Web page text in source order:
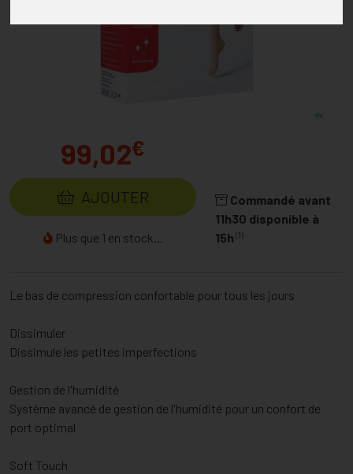
99,02€
AJOUTER
Plus que 1 en stock...
Commandé avant
11h30 disponible à
15h (1)
Le bas de compression confortable pour tous les jours
Dissimuler
Dissimule les petites imperfections
Gestion de l'humidité
Système avancé de gestion de l'humidité pour un confort de
port optimal
Soft Touch